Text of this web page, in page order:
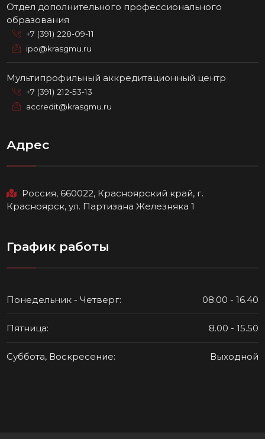
Отдел дополнительного профессионального
образования
+7 (391) 228-09-11
ipo@krasgmu.ru
Мультипрофильный аккредитационный центр
+7 (391) 212-53-13
accredit@krasgmu.ru
Адрес
Россия, 660022, Красноярский край, г.
Красноярск, ул. Партизана Железняка 1
График работы
Понедельник - Четверг: 08.00 - 16.40
Пятница: 8.00 - 15.50
Суббота, Воскресение: Выходной